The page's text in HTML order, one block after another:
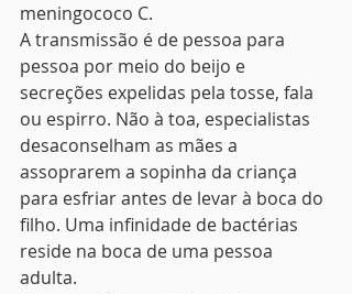
meningococo C.
A transmissão é de pessoa para
pessoa por meio do beijo e
secreções expelidas pela tosse, fala
ou espirro. Não à toa, especialistas
desaconselham as mães a
assoprarem a sopinha da criança
para esfriar antes de levar à boca do
filho. Uma infinidade de bactérias
reside na boca de uma pessoa
adulta.